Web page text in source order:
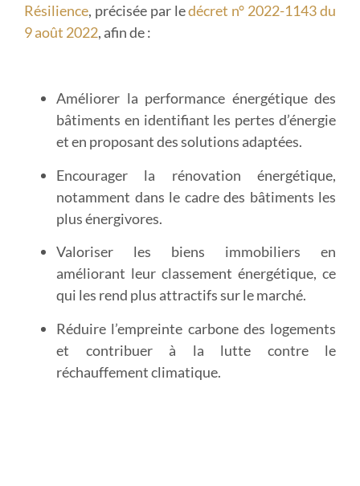
Résilience, précisée par ledécret n° 2022-1143 du
9 août 2022, afin de :
Améliorer la performance énergétique des
bâtiments en identifiant les pertes d’énergie
et en proposant des solutions adaptées.
Encourager la rénovation énergétique,
notamment dans le cadre des bâtiments les
plus énergivores.
Valoriser les biens immobiliers en
améliorant leur classement énergétique, ce
qui les rend plus attractifs sur le marché.
Réduire l’empreinte carbonedes logements
et contribuer à la lutte contre le
réchauffement climatique.